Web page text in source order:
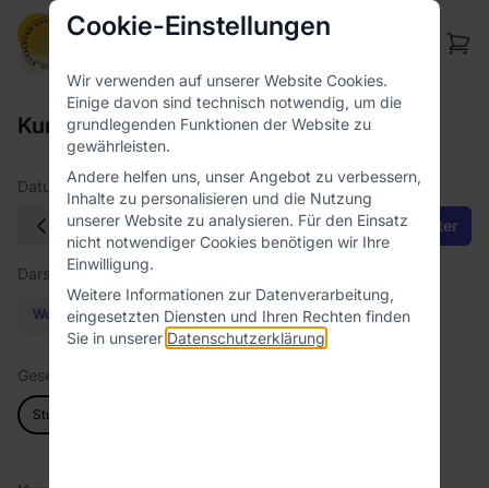
Kurskalender von:kugelrund umsorgt
Datum:
Mo 10.8 - So 9.9 Alle Filter
Darstellung auf:
Wochenbasis Monatsbasis
Gesetzte Filter:
Stuttgart
Cookie-Einstellungen
Wir verwenden auf unserer Website Cookies.
Einige davon sind technisch notwendig, um die
grundlegenden Funktionen der Website zu
gewährleisten.
Andere helfen uns, unser Angebot zu verbessern,
Inhalte zu personalisieren und die Nutzung
unserer Website zu analysieren. Für den Einsatz
nicht notwendiger Cookies benötigen wir Ihre
Einwilligung.
Weitere Informationen zur Datenverarbeitung,
eingesetzten Diensten und Ihren Rechten finden
Sie in unserer Datenschutzerklärung